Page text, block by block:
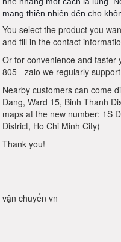
mang thiên nhiên đến cho
You select the product you
and fill in the contact
Or for convenience and faster
805 - zalo we regularly
Nearby customers can come
Dang, Ward 15, Binh Thanh
maps at the new number: 1S
District, Ho Chi Minh City)
Thank you!
vận chuyển vn